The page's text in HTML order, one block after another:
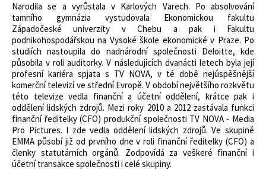
Narodila se a vyrůstala v Karlových Varech. Po absolvování
tamního gymnázia vystudovala Ekonomickou fakultu
Západočeské univerzity v Chebu a pak i Fakultu
podnikohospodářskou na Vysoké škole ekonomické v Praze. Po
studiích nastoupila do nadnárodní společnosti Deloitte, kde
působila v roli auditorky. V následujících dvanácti letech byla její
profesní kariéra spjata s TV NOVA, v té době nejúspěšnější
komerční televizí ve střední Evropě. V období největšího rozkvětu
této televize vedla finanční a účetní oddělení, krátce pak i
oddělení lidských zdrojů. Mezi roky 2010 a 2012 zastávala funkci
finanční ředitelky (CFO) produkční společnosti TV NOVA - Media
Pro Pictures. I zde vedla oddělení lidských zdrojů. Ve skupině
EMMA působí již od prvního dne v roli finanční ředitelky (CFO) a
členky statutárních orgánů. Zodpovídá za veškeré finanční i
účetní transakce společnosti i celé skupiny.